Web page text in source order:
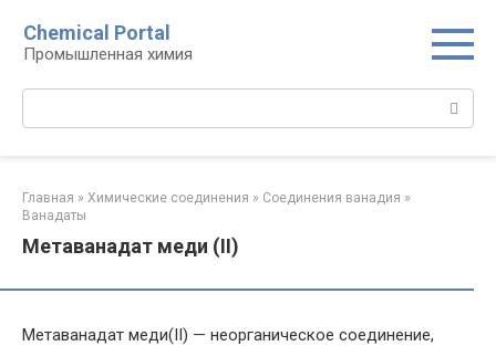
контенту
Chemical Portal
Промышленная химия
Главная » Химические соединения » Соединения ванадия‎ »
Ванадаты‎
Метаванадат меди (II)
Метаванадат меди(II) — неорганическое соединение,